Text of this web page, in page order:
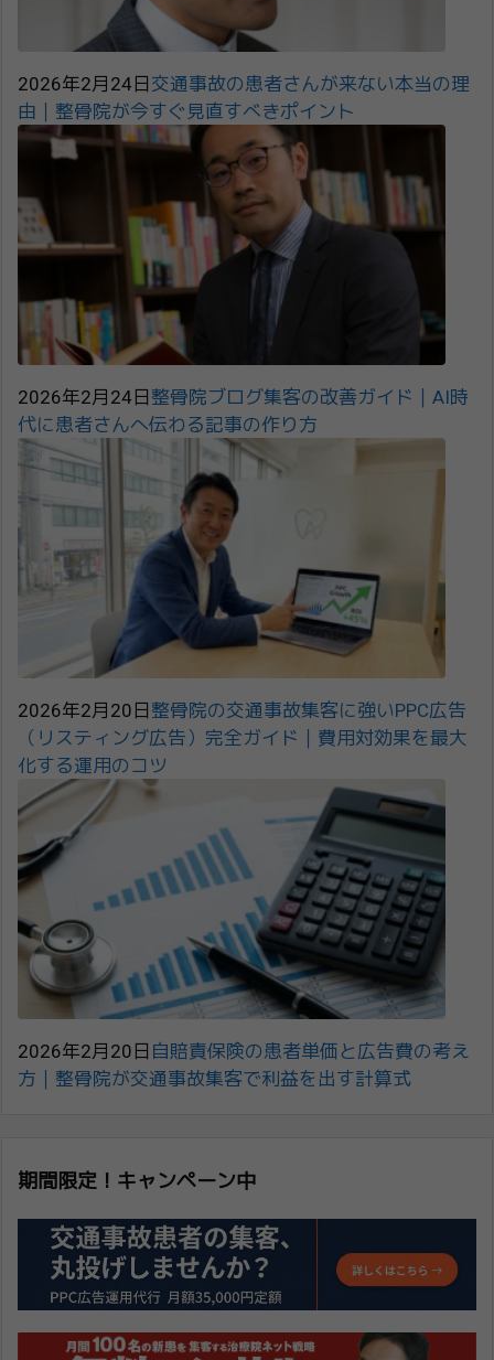
2026年2月24日 交通事故の患者さんが来ない本当の理
由｜整骨院が今すぐ見直すべきポイント
2026年2月24日 整骨院ブログ集客の改善ガイド｜AI時
代に患者さんへ伝わる記事の作り方
2026年2月20日 整骨院の交通事故集客に強いPPC広告
（リスティング広告）完全ガイド｜費用対効果を最大
化する運用のコツ
2026年2月20日 自賠責保険の患者単価と広告費の考え
方｜整骨院が交通事故集客で利益を出す計算式
期間限定！キャンペーン中